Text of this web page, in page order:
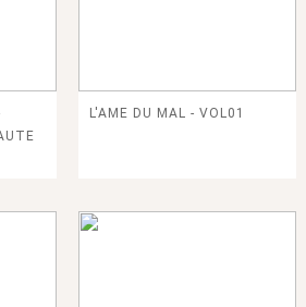
L'AME DU MAL - VOL01